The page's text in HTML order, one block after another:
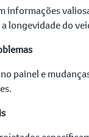
longevidade do
painel e